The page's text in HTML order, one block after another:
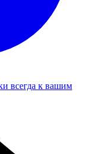
всегда к вашим